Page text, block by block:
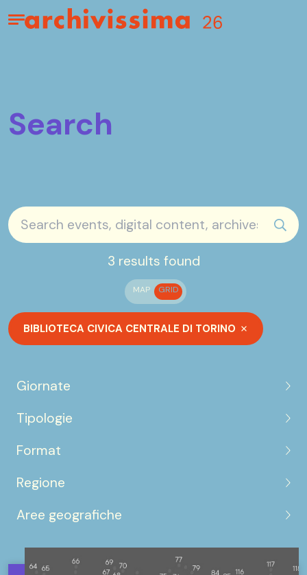
Home page
Apri il menu
Search
3 results found
MAP GRID
BIBLIOTECA CIVICA CENTRALE DI TORINO
Giornate
Tipologie
Format
Regione
Aree geografiche